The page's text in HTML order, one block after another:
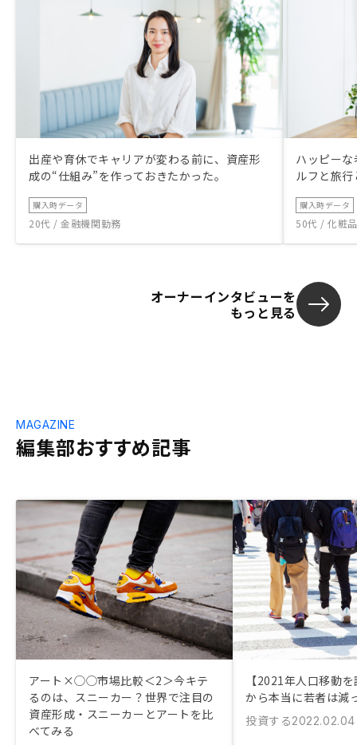
出産や育休でキャリアが変わる前に、資産形
成の“仕組み”を作っておきたかった。
購入時データ
20代 / 金融機関勤務
ハッピー
ルフと旅
購入時データ
50代 / 化粧
オーナーインタビューを
もっと見る
編集部おすすめ記事
MAGAZINE
アート×◯◯市場比較＜2＞今キテ
るのは、スニーカー？世界で注目の
資産形成・スニーカーとアートを比
べてみる
【2021年人口移動
から本当に若者は減
投資する2022.02.04